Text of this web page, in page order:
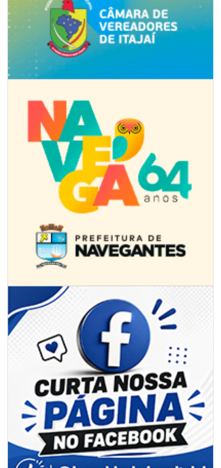
07/08/2026 | 07:00
Ambiental reforça descarte sustentável com envio de 330 quilos de
pilhas à logística reversa
07/08/2026 | 07:00
Jordan Hang leva estratégias de marketing e vendas ao InspiraBQ, em
Brusque
ITAPEMA